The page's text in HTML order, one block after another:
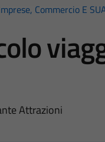
Commercio E
Attrazioni